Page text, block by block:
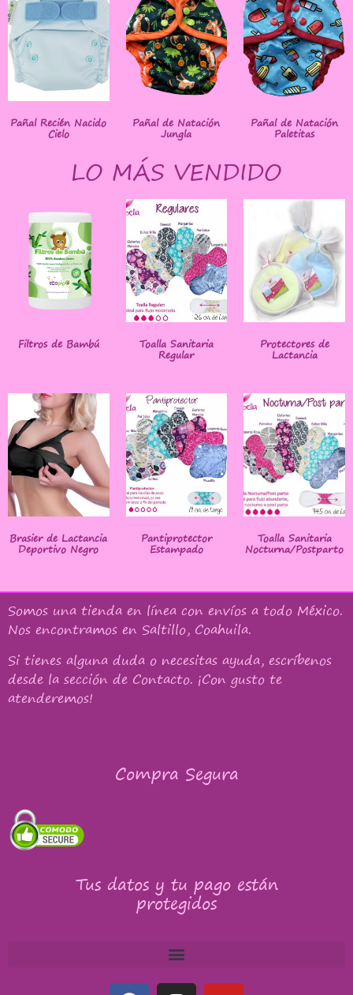
Pañal Recién Nacido
Cielo
Pañal de Natación
Jungla
Pañal de Natación
Paletitas
LO MÁS VENDIDO
Filtros de Bambú Toalla Sanitaria
Regular
Protectores de
Lactancia
Brasier de Lactancia
Deportivo Negro
Pantiprotector
Estampado
Toalla Sanitaria
Nocturna/Postparto
Somos una tienda en línea con envíos a todo México.
Nos encontramos en Saltillo, Coahuila.
Si tienes alguna duda o necesitas ayuda, escríbenos
desde la sección de Contacto. ¡Con gusto te
atenderemos!
Compra Segura
Tus datos y tu pago están
protegidos